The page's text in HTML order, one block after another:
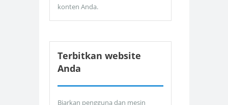
konten Anda.
Terbitkan website
Anda
Biarkan pengguna dan mesin